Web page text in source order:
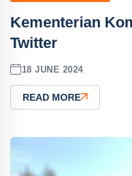
Kementerian
Twitter
18 JUNE 2024
READ MORE